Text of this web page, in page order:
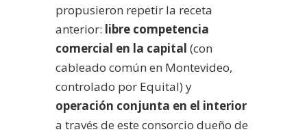
propusieron repetir la receta
anterior: libre competencia
comercial en la capital (con
cableado común en Montevideo,
controlado por Equital) y
operación conjunta en el interior
a través de este consorcio dueño de